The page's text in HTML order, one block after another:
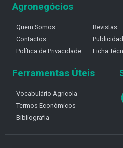
Agronegócios
Quem Somos
Contactos
Política de Privacidade
Revistas
Ficha
Ferramentas Úteis
Vocabulário Agricola
Termos Económicos
Bibliografia